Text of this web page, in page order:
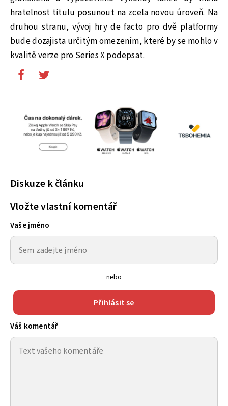
hratelnost titulu posunout na zcela novou úroveň. Na
druhou stranu, vývoj hry de facto pro dvě platformy
bude dozajista určitým omezením, které by se mohlo v
kvalitě verze pro Series X podepsat.
Diskuze k článku
Vložte vlastní komentář
Vaše jméno
nebo
Přihlásit se
Váš komentář